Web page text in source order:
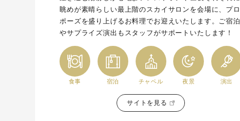
眺めが素晴らしい最上階のスカイサロンを会場に、プロ
ポーズを盛り上げるお料理でお迎えいたします。ご宿泊
やサプライズ演出もスタッフがサポートいたします！
食事 宿泊 チャペル 夜景 演出
サイトを見る